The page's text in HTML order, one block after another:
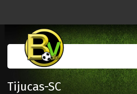
Tijucas-SC